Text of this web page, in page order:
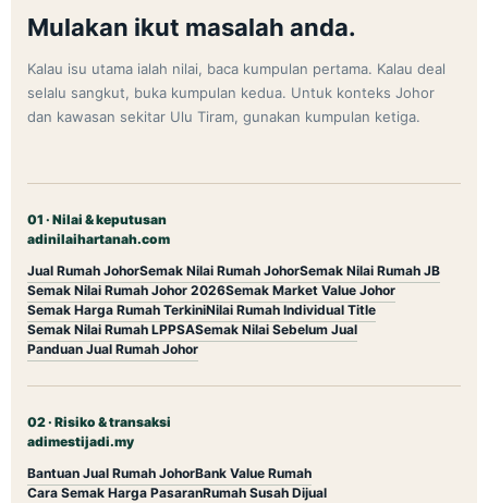
Mulakan ikut masalah anda.
Kalau isu utama ialah nilai, baca kumpulan pertama. Kalau deal
selalu sangkut, buka kumpulan kedua. Untuk konteks Johor
dan kawasan sekitar Ulu Tiram, gunakan kumpulan ketiga.
01 · Nilai & keputusan
adinilaihartanah.com
Jual Rumah JohorSemak Nilai Rumah JohorSemak Nilai Rumah JB
Semak Nilai Rumah Johor 2026Semak Market Value Johor
Semak Harga Rumah TerkiniNilai Rumah Individual Title
Semak Nilai Rumah LPPSASemak Nilai Sebelum Jual
Panduan Jual Rumah Johor
02 · Risiko & transaksi
adimestijadi.my
Bantuan Jual Rumah JohorBank Value Rumah
Cara Semak Harga PasaranRumah Susah Dijual